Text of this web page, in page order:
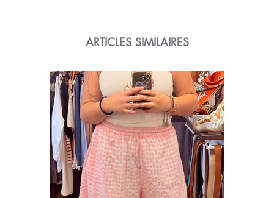
ARTICLES SIMILAIRES